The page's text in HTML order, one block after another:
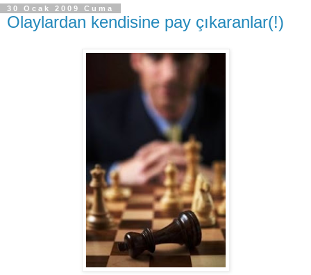
30 Ocak 2009 Cuma
Olaylardan kendisine pay çıkaranlar(!)